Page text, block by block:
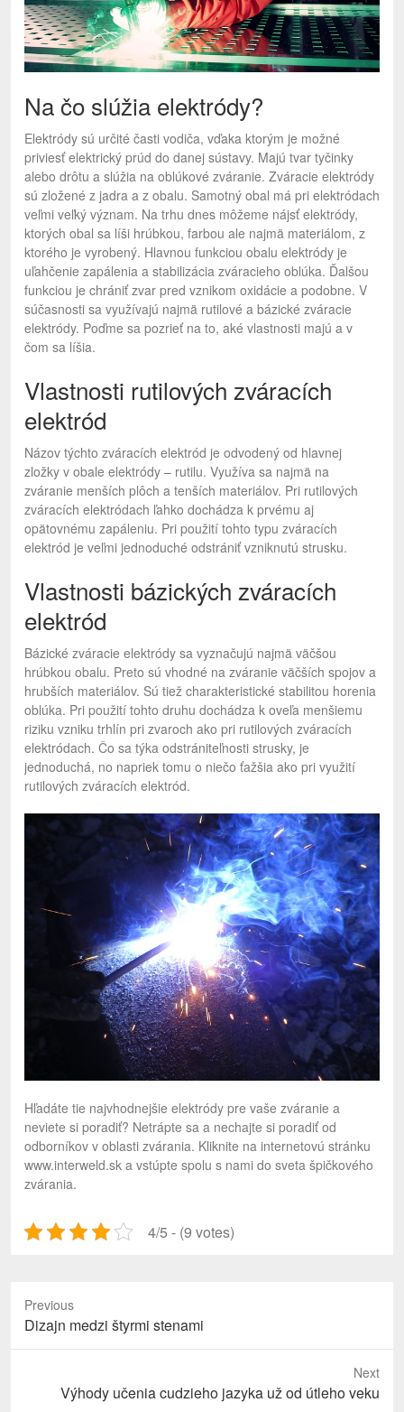
Na čo slúžia elektródy?
Elektródy sú určité časti vodiča, vďaka ktorým je možné
priviesť elektrický prúd do danej sústavy. Majú tvar tyčinky
alebo drôtu a slúžia na oblúkové zváranie. Zváracie elektródy
sú zložené z jadra a z obalu. Samotný obal má pri elektródach
veľmi veľký význam. Na trhu dnes môžeme nájsť elektródy,
ktorých obal sa líši hrúbkou, farbou ale najmä materiálom, z
ktorého je vyrobený. Hlavnou funkciou obalu elektródy je
uľahčenie zapálenia a stabilizácia zváracieho oblúka. Ďalšou
funkciou je chrániť zvar pred vznikom oxidácie a podobne. V
súčasnosti sa využívajú najmä rutilové a bázické zváracie
elektródy. Poďme sa pozrieť na to, aké vlastnosti majú a v
čom sa líšia.
Vlastnosti rutilových zváracích
elektród
Názov týchto zváracích elektród je odvodený od hlavnej
zložky v obale elektródy – rutilu. Využíva sa najmä na
zváranie menších plôch a tenších materiálov. Pri rutilových
zváracích elektródach ľahko dochádza k prvému aj
opätovnému zapáleniu. Pri použití tohto typu zváracích
elektród je veľmi jednoduché odstrániť vzniknutú strusku.
Vlastnosti bázických zváracích
elektród
Bázické zváracie elektródy sa vyznačujú najmä väčšou
hrúbkou obalu. Preto sú vhodné na zváranie väčších spojov a
hrubších materiálov. Sú tiež charakteristické stabilitou horenia
oblúka. Pri použití tohto druhu dochádza k oveľa menšiemu
riziku vzniku trhlín pri zvaroch ako pri rutilových zváracích
elektródach. Čo sa týka odstrániteľnosti strusky, je
jednoduchá, no napriek tomu o niečo ťažšia ako pri využití
rutilových zváracích elektród.
Hľadáte tie najvhodnejšie elektródy pre vaše zváranie a
neviete si poradiť? Netrápte sa a nechajte si poradiť od
odborníkov v oblasti zvárania. Kliknite na internetovú stránku
www.interweld.sk a vstúpte spolu s nami do sveta špičkového
zvárania.
4/5 - (9 votes)
Previous
Previous
post:
Dizajn medzi štyrmi stenami
Next
Výhody učenia cudzieho jazyka už od útleho veku